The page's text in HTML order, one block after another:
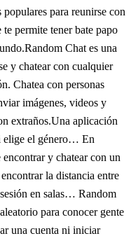
para reunirse con
permite tener bate papo
Chat es una
y chatear con cualquier
Chatea con personas
imágenes, videos y
extraños.Una aplicación
elige el género… En
y chatear con un
la distancia entre
en salas… Random
para conocer gente
una cuenta ni iniciar